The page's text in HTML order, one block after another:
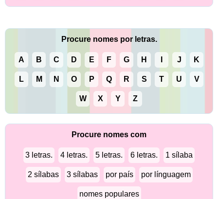
Procure nomes por letras.
A B C D E F G H J K
L M N O P Q R S T U V
W X Y Z
Procure nomes com
3 letras. 4 letras. 5 letras. 6 letras. 1 sílaba
2 sílabas 3 sílabas por país por línguagem
nomes populares